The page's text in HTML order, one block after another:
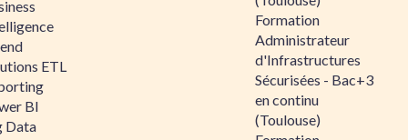
ETL
BI
Data
Formation
Administrateur
d'Infrastructures
Sécurisées - Bac+3
en continu
(Toulouse)